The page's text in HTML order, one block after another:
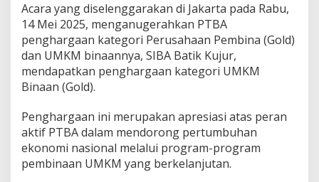
n
g
h
a
r
g
n
P
e
m
b
Acara yang diselenggarakan di Jakarta pada Rabu,
14 Mei 2025, menganugerahkan PTBA
penghargaan kategori Perusahaan Pembina (Gold)
dan UMKM binaannya, SIBA Batik Kujur,
mendapatkan penghargaan kategori UMKM
Binaan (Gold).
Penghargaan ini merupakan apresiasi atas peran
aktif PTBA dalam mendorong pertumbuhan
ekonomi nasional melalui program-program
pembinaan UMKM yang berkelanjutan.